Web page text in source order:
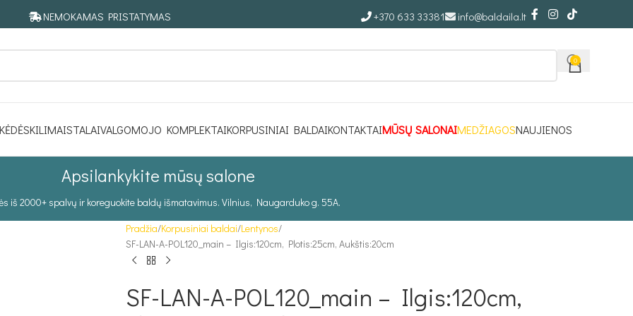
NEMOKAMAS PRISTATYMAS +370 633 33381 info@baldaila.lt
0
KĖDĖSKILIMAISTALAIVALGOMOJO KOMPLEKTAIKORPUSINIAI BALDAIKONTAKTAIMŪSŲ SALONAIMEDŽIAGOSNAUJIENOS
Apsilankykite mūsų salone
iš 2000+ spalvų ir koreguokite baldų išmatavimus. Vilnius, Naugarduko g. 55A.
Pradžia Korpusiniai baldai Lentynos
SF-LAN-A-POL120_main – Ilgis:120cm, Plotis:25cm, Aukštis:20cm
SF-LAN-A-POL120_main – Ilgis:120cm,